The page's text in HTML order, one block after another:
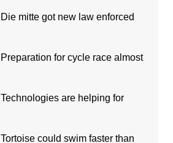
Die mitte got new law enforced
Preparation for cycle race almost
Technologies are helping for
Tortoise could swim faster than